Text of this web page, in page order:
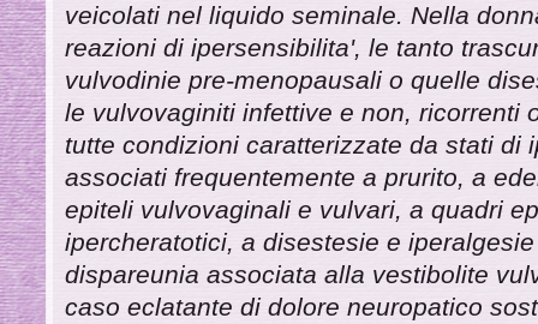
veicolati nel liquido seminale. Nella
reazioni di ipersensibilita', le tanto
vulvodinie pre-menopausali o quelle
le vulvovaginiti infettive e non, ricorrenti
tutte condizioni caratterizzate da stati di
associati frequentemente a prurito, a
epiteli vulvovaginali e vulvari, a quadri
ipercheratotici, a disestesie e
dispareunia associata alla vestibolite
caso eclatante di dolore neuropatico